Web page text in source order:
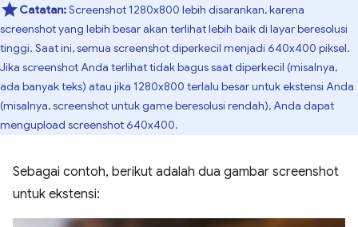
Catatan:Screenshot 1280x800 lebih disarankan, karena
screenshot yang lebih besar akan terlihat lebih baik di layar beresolusi
tinggi. Saat ini, semua screenshot diperkecil menjadi 640x400 piksel.
Jika screenshot Anda terlihat tidak bagus saat diperkecil (misalnya,
ada banyak teks) atau jika 1280x800 terlalu besar untuk ekstensi Anda
(misalnya, screenshot untuk game beresolusi rendah), Anda dapat
mengupload screenshot 640x400.
Sebagai contoh, berikut adalah dua gambar screenshot
untuk ekstensi: